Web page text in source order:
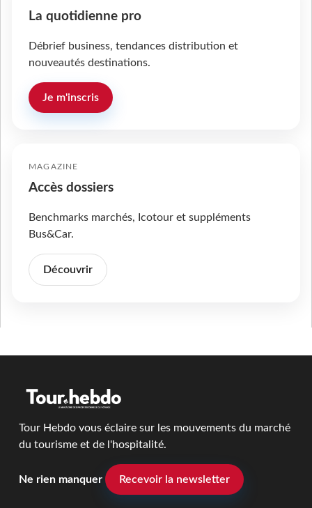
La quotidienne pro
Débrief business, tendances distribution et
nouveautés destinations.
Je m'inscris
MAGAZINE
Accès dossiers
Benchmarks marchés, Icotour et suppléments
Bus&Car.
Découvrir
Tour Hebdo vous éclaire sur les mouvements du marché
du tourisme et de l'hospitalité.
Ne rien manquer Recevoir la newsletter